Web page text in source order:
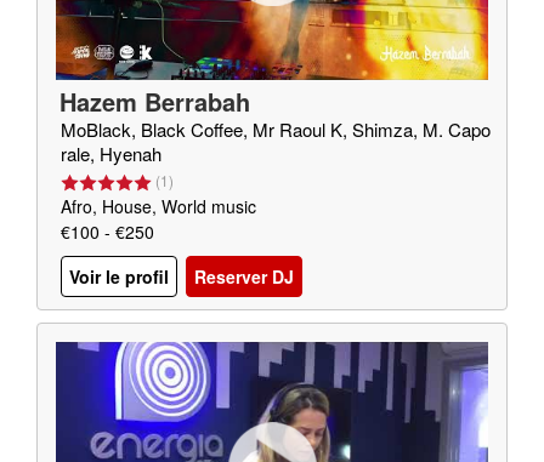
Hazem Berrabah
MoBlack, Black Coffee, Mr Raoul K, Shimza, M. Capo
rale, Hyenah
(1)
Afro, House, World music
€100 - €250
Voir le profil
Reserver DJ